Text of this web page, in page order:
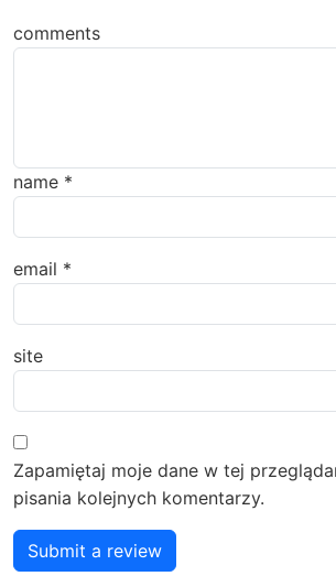
comments
name *
email *
site
Zapamiętaj moje dane w tej
pisania kolejnych komentarzy.
Submit a review